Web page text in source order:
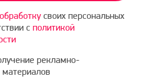
своих персональных
с политикой
рекламно-